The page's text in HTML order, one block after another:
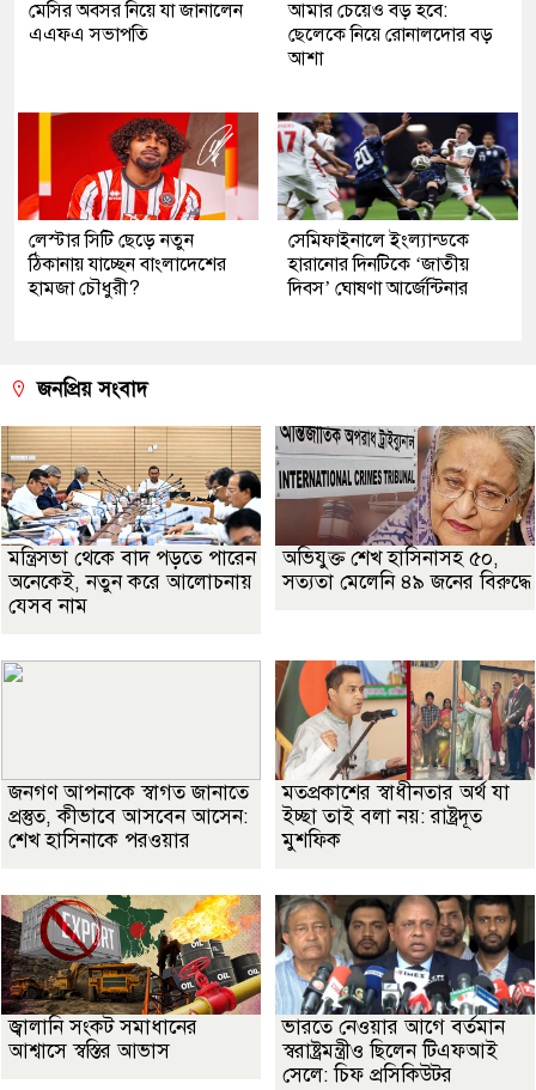
মেসির অবসর নিয়ে যা জানালেন
এএফএ সভাপতি
আমার চেয়েও বড় হবে:
ছেলেকে নিয়ে রোনালদোর বড়
আশা
লেস্টার সিটি ছেড়ে নতুন
ঠিকানায় যাচ্ছেন বাংলাদেশের
হামজা চৌধুরী?
সেমিফাইনালে ইংল্যান্ডকে
হারানোর দিনটিকে ‘জাতীয়
দিবস’ ঘোষণা আর্জেন্টিনার
জনপ্রিয় সংবাদ
মন্ত্রিসভা থেকে বাদ পড়তে পারেন
অনেকেই, নতুন করে আলোচনায়
যেসব নাম
অভিযুক্ত শেখ হাসিনাসহ ৫০,
সত্যতা মেলেনি ৪৯ জনের বিরুদ্ধে
জনগণ আপনাকে স্বাগত জানাতে
প্রস্তুত, কীভাবে আসবেন আসেন:
শেখ হাসিনাকে পরওয়ার
মতপ্রকাশের স্বাধীনতার অর্থ যা
ইচ্ছা তাই বলা নয়: রাষ্ট্রদূত
মুশফিক
জ্বালানি সংকট সমাধানের
আশ্বাসে স্বস্তির আভাস
ভারতে নেওয়ার আগে বর্তমান
স্বরাষ্ট্রমন্ত্রীও ছিলেন টিএফআই
সেলে: চিফ প্রসিকিউটর